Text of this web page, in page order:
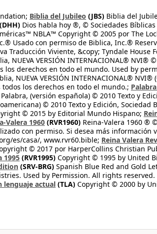
Biblia del Jubileo (JBS) Biblia del
(DHH) Dios habla hoy ®, © Sociedades Bíblicas
NBLA™ Copyright © 2005 por The
Usado con permiso de Biblica, Inc.®
Traducción Viviente, &copy; Tyndale House
NUEVA VERSIÓN INTERNACIONAL® NVI®
derechos en todo el mundo. Used by
NUEVA VERSIÓN INTERNACIONAL® NVI®
los derechos en todo el mundo.;
Palabra, (versión española) © 2010 Texto y
© 2010 Texto y Edición, Sociedad
© 2015 by Editorial Mundo Hispano;
Valera 1960 (RVR1960) Reina-Valera 1960 ®
con permiso. Si desea más información
es/casa/, www.rvr60.bible; Reina Valera
© 2017 por HarperCollins Christian
1995 (RVR1995) Copyright © 1995 by United
(SRV-BRG) Spanish Blue Red and Gold
Used by Permission. All rights reserved.
lenguaje actual (TLA) Copyright © 2000 by